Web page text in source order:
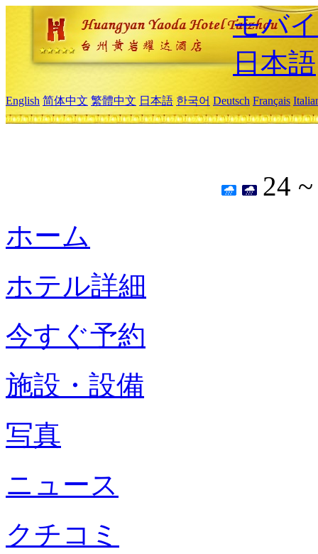
モバ
日本語
English 简体中文 繁體中文 日本語 한국어 Deutsch Français
24
ホーム
ホテル詳細
今すぐ予約
施設・設備
写真
ニュース
クチコミ